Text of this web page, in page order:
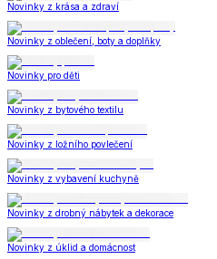
Novinky z krása a zdraví
Novinky z oblečení, boty a doplňky
Novinky pro děti
Novinky z bytového textilu
Novinky z ložního povlečení
Novinky z vybavení kuchyně
Novinky z drobný nábytek a dekorace
Novinky z úklid a domácnost